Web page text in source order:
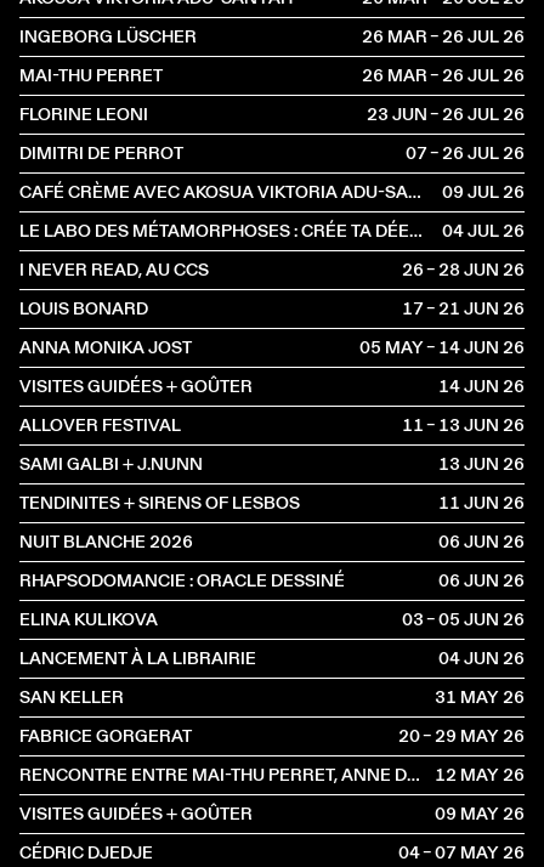
INGEBORG LÜSCHER
26 MAR – 26 JUL2026
MAI-THU PERRET
26 MAR – 26 JUL2026
FLORINE LEONI
23 JUN – 26 JUL2026
DIMITRI DE PERROT
07 – 26 JUL2026
CAFÉ CRÈME AVEC AKOSUA VIKTORIA ADU-SANYAH ET CLAIRE HOFFMANN
09 JUL2026
LE LABO DES MÉTAMORPHOSES : CRÉE TA DÉESSE, INVENTE TA CRÉATURE
04 JUL2026
I NEVER READ, AU CCS
26 – 28 JUN2026
LOUIS BONARD
17 – 21 JUN2026
ANNA MONIKA JOST
05 MAY – 14 JUN2026
VISITES GUIDÉES + GOÛTER
14 JUN2026
ALLOVER FESTIVAL
11 – 13 JUN2026
SAMI GALBI + J.NUNN
13 JUN2026
TENDINITES + SIRENS OF LESBOS
11 JUN2026
NUIT BLANCHE 2026
06 JUN2026
RHAPSODOMANCIE : ORACLE DESSINÉ
06 JUN2026
ELINA KULIKOVA
03 – 05 JUN2026
LANCEMENT À LA LIBRAIRIE
04 JUN2026
SAN KELLER
31 MAY2026
FABRICE GORGERAT
20 – 29 MAY2026
RENCONTRE ENTRE MAI-THU PERRET, ANNE DRESSEN ET IDA SOULARD
12 MAY2026
VISITES GUIDÉES + GOÛTER
09 MAY2026
CÉDRIC DJEDJE
04 – 07 MAY2026